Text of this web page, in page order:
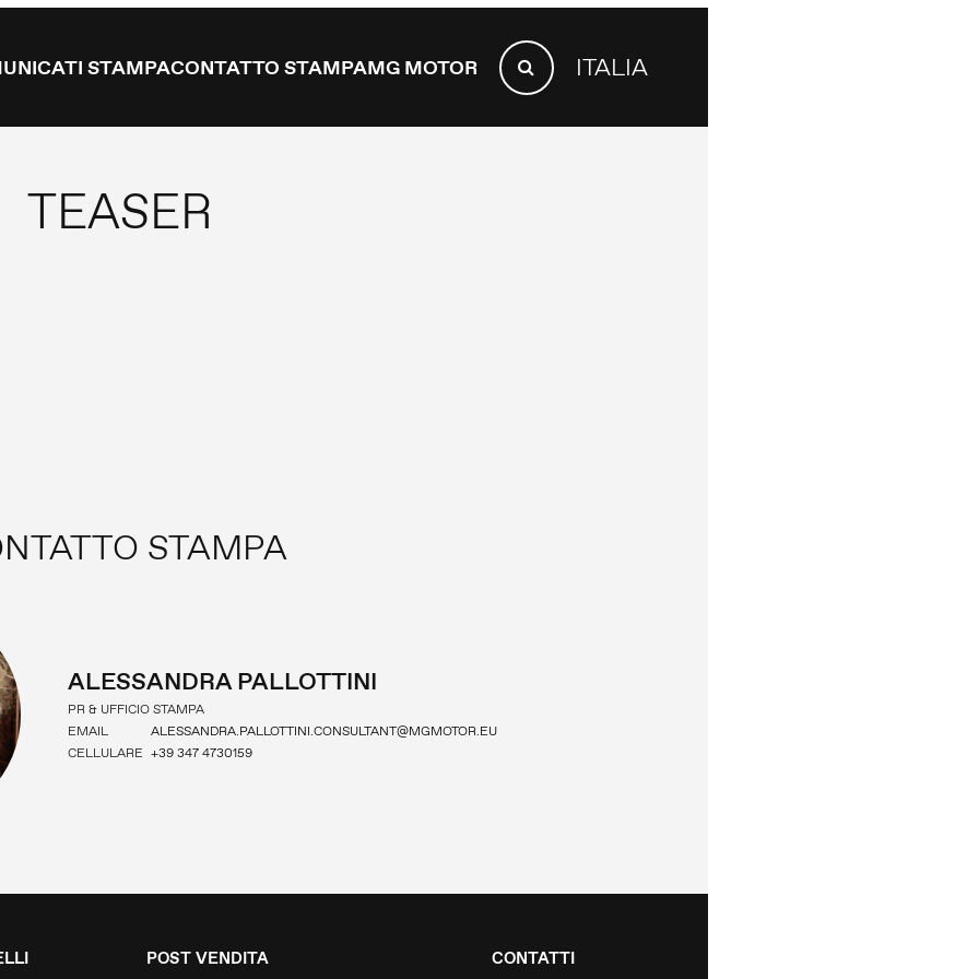
STAMPACONTATTO STAMPAMG MOTOR
SEARCH
FOR:Search ITALIA
TEASER
STAMPA
ALESSANDRA PALLOTTINI
PR & UFFICIO STAMPA
EMAIL
ALESSANDRA.PALLOTTINI.CONSULTANT@MGMOTOR.EU
CELLULARE +39 347 4730159
POST VENDITA CONTATTI